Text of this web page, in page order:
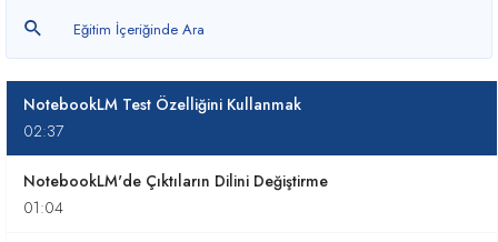
NotebookLM Bilgi Kartlarını Kullanmak
02:12
NotebookLM Test Özelliğini Kullanmak
02:37
NotebookLM'de Çıktıların Dilini Değiştirme
01:04